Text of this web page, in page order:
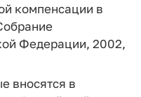
компенсации в
Федерации, 2002,
вносятся в